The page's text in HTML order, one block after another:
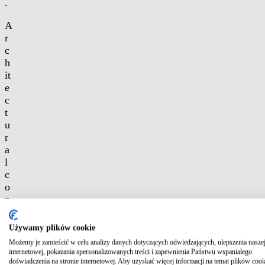
A
r
c
h
it
e
c
t
u
r
a
l
c
o
n
c
e
e
Używamy plików cookie
Możemy je zamieścić w celu analizy danych dotyczących odwiedzających, ulepszenia
internetowej, pokazania spersonalizowanych treści i zapewnienia Państwu wspaniałego
doświadczenia na stronie internetowej. Aby uzyskać więcej informacji na temat plików